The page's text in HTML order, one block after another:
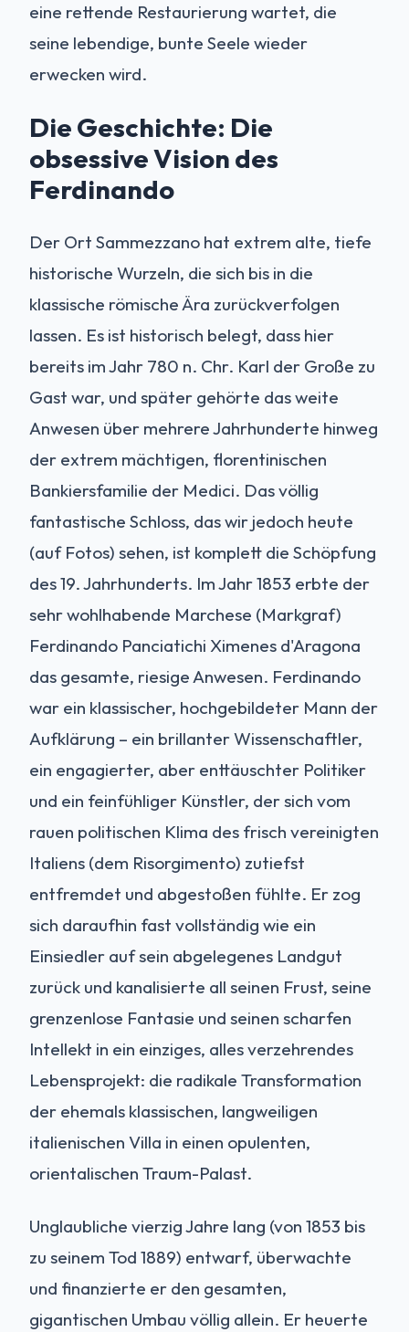
eine rettende Restaurierung wartet, die
seine lebendige, bunte Seele wieder
erwecken wird.
Die Geschichte: Die
obsessive Vision des
Ferdinando
Der Ort Sammezzano hat extrem alte, tiefe
historische Wurzeln, die sich bis in die
klassische römische Ära zurückverfolgen
lassen. Es ist historisch belegt, dass hier
bereits im Jahr 780 n. Chr. Karl der Große zu
Gast war, und später gehörte das weite
Anwesen über mehrere Jahrhunderte hinweg
der extrem mächtigen, florentinischen
Bankiersfamilie der Medici. Das völlig
fantastische Schloss, das wir jedoch heute
(auf Fotos) sehen, ist komplett die Schöpfung
des 19. Jahrhunderts. Im Jahr 1853 erbte der
sehr wohlhabende Marchese (Markgraf)
Ferdinando Panciatichi Ximenes d'Aragona
das gesamte, riesige Anwesen. Ferdinando
war ein klassischer, hochgebildeter Mann der
Aufklärung – ein brillanter Wissenschaftler,
ein engagierter, aber enttäuschter Politiker
und ein feinfühliger Künstler, der sich vom
rauen politischen Klima des frisch vereinigten
Italiens (dem Risorgimento) zutiefst
entfremdet und abgestoßen fühlte. Er zog
sich daraufhin fast vollständig wie ein
Einsiedler auf sein abgelegenes Landgut
zurück und kanalisierte all seinen Frust, seine
grenzenlose Fantasie und seinen scharfen
Intellekt in ein einziges, alles verzehrendes
Lebensprojekt: die radikale Transformation
der ehemals klassischen, langweiligen
italienischen Villa in einen opulenten,
orientalischen Traum-Palast.
Unglaubliche vierzig Jahre lang (von 1853 bis
zu seinem Tod 1889) entwarf, überwachte
und finanzierte er den gesamten,
gigantischen Umbau völlig allein. Er heuerte